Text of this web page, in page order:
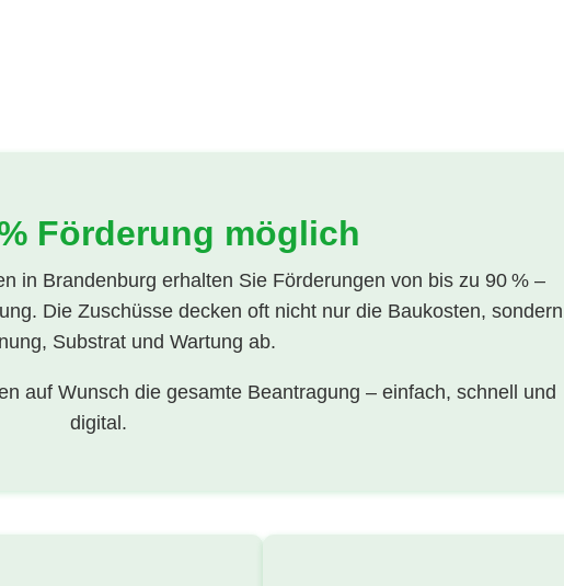
Förderung möglich
in Brandenburg erhalten Sie Förderungen von bis zu 90 % –
Die Zuschüsse decken oft nicht nur die Baukosten, sondern
Substrat und Wartung ab.
auf Wunsch die gesamte Beantragung – einfach, schnell und
digital.